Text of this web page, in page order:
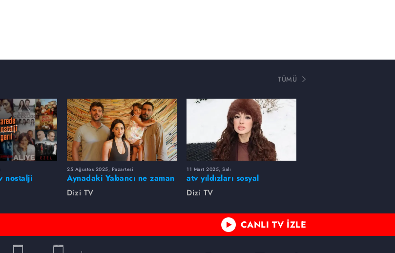
TÜMÜ
nostalji
25 Ağustos 2025, Pazartesi
Aynadaki Yabancı ne zaman
başlayacak?
Dizi TV
11 Mart 2025, Salı
atv yıldızları sosyal
medyada neler paylaştı?
Dizi TV
CANLI TV İZLE